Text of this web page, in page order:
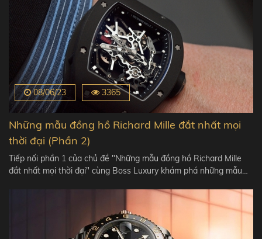
08/06/23 3365
Những mẫu đồng hồ Richard Mille đắt nhất mọi
thời đại (Phần 2)
Tiếp nối phần 1 của chủ đề "Những mẫu đồng hồ Richard Mille
đắt nhất mọi thời đại" cùng Boss Luxury khám phá những mẫu…